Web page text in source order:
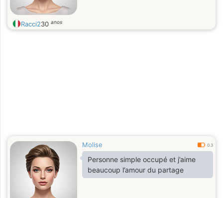
Racci230 anos
Molise 0.3
Personne simple occupé et j’aime
beaucoup l’amour du partage